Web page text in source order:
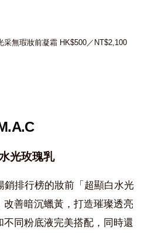
無瑕妝前凝霜 HK$500／NT$2,100
光玫瑰乳
銷排行榜的妝前「超顯白水光
善暗沉蠟黃，打造璀璨透亮
同粉底液完美搭配，同時還